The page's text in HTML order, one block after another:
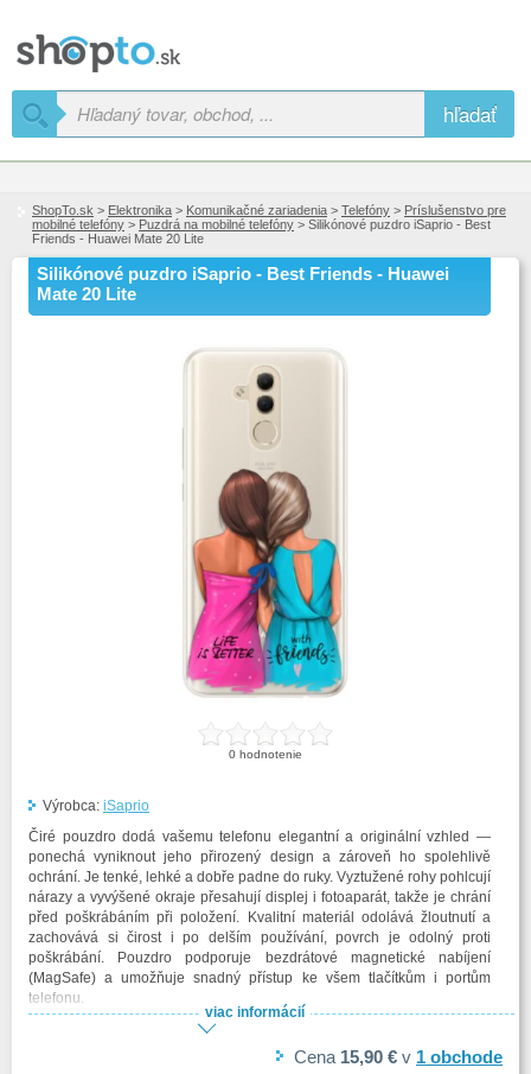
hľadať
ShopTo.sk > Elektronika > Komunikačné zariadenia > Telefóny > Príslušenstvo pre
mobilné telefóny > Puzdrá na mobilné telefóny > Silikónové puzdro iSaprio - Best
Friends - Huawei Mate 20 Lite
Silikónové puzdro iSaprio - Best Friends - Huawei
Mate 20 Lite
0 hodnotenie
Výrobca: iSaprio
Čiré pouzdro dodá vašemu telefonu elegantní a originální vzhled —
ponechá vyniknout jeho přirozený design a zároveň ho spolehlivě
ochrání. Je tenké, lehké a dobře padne do ruky. Vyztužené rohy pohlcují
nárazy a vyvýšené okraje přesahují displej i fotoaparát, takže je chrání
před poškrábáním při položení. Kvalitní materiál odolává žloutnutí a
zachovává si čirost i po delším používání, povrch je odolný proti
poškrábání. Pouzdro podporuje bezdrátové magnetické nabíjení
(MagSafe) a umožňuje snadný přístup ke všem tlačítkům i portům
telefonu.
viac informácií
Cena 15,90 € v 1 obchode